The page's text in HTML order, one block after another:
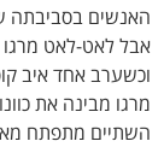
האנשים בסביבתה
אבל לאט-לאט מרגו
וכשערב אחד איב
מרגו מבינה את
השתיים מתפתח